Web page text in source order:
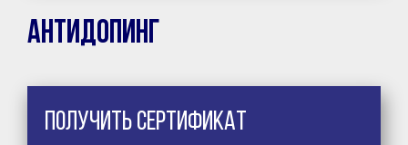
Антидопинг
Получить сертификат